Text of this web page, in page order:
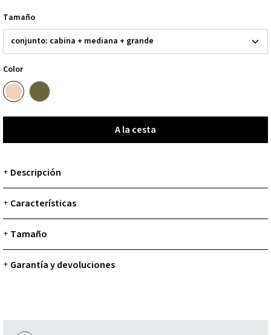
Tamaño
Color
A la cesta
A la cesta
+ Descripción
+ Características
+ Tamaño
+ Garantía y devoluciones